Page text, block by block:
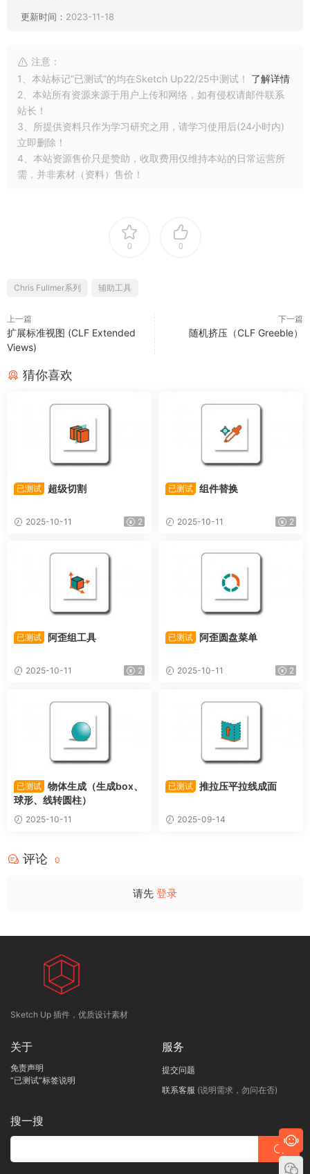
更新时间： 2023-11-18
注意：
1、本站标记“已测试”的均在Sketch Up22/25中测试！ 了解详情
2、本站所有资源来源于用户上传和网络，如有侵权请邮件联系
站长！
3、所提供资料只作为学习研究之用，请学习使用后(24小时内)
立即删除！
4、本站资源售价只是赞助，收取费用仅维持本站的日常运营所
需，并非素材（资料）售价！
0 0
Chris Fullmer系列 辅助工具
上一篇
扩展标准视图 (CLF Extended
Views)
下一篇
随机挤压（CLF Greeble）
猜你喜欢
已测试 超级切割
2025-10-11 2
已测试 组件替换
2025-10-11 2
已测试 阿歪组工具
2025-10-11 2
已测试 阿歪圆盘菜单
2025-10-11 2
已测试 物体生成（生成box、
球形、线转圆柱）
2025-10-11
已测试 推拉压平拉线成面
2025-09-14
评论 0
请先 登录
Sketch Up 插件，优质设计素材
关于
免责声明
“已测试”标签说明
服务
提交问题
联系客服 (说明需求，勿问在否)
搜一搜